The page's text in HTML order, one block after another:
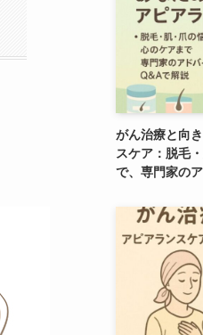
がん治療と向
スケア：脱毛
で、専門家の